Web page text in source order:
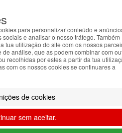
para personalizar conteúdo e
e analisar o nosso tráfego. Também
tua utilização do site com os nossos
análise, que as podem combinar com
recolhidas por estes a partir da tua
com os nossos cookies se continuares a
de cookies
sem aceitar.